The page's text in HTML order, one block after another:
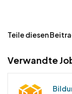
Teile diesen
Verwandte